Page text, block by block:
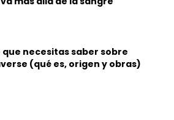
que necesitas saber sobre
(qué es, origen y obras)